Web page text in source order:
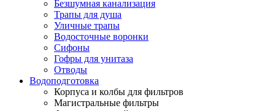
Безшумная канализация
Трапы для душа
Уличные трапы
Водосточные воронки
Сифоны
Гофры для унитаза
Отводы
Водоподготовка
Корпуса и колбы для фильтров
Магистральные фильтры